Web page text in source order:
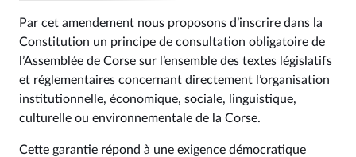
Par cet amendement nous proposons d’inscrire dans la
Constitution un principe de consultation obligatoire de
l’Assemblée de Corse sur l’ensemble des textes législatifs
et réglementaires concernant directement l’organisation
institutionnelle, économique, sociale, linguistique,
culturelle ou environnementale de la Corse.
Cette garantie répond à une exigence démocratique